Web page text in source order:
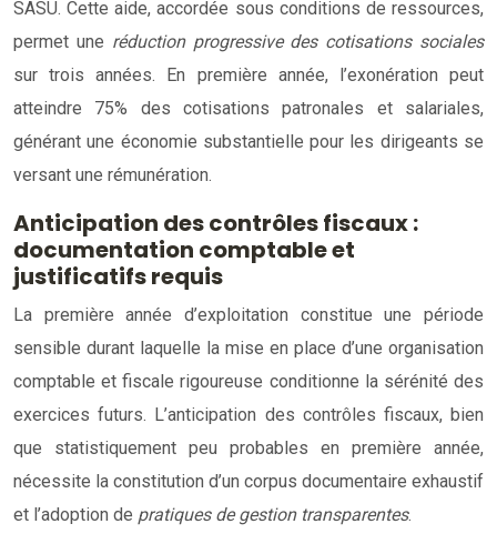
SASU. Cette aide, accordée sous conditions de ressources,
permet une réduction progressive des cotisations sociales
sur trois années. En première année, l’exonération peut
atteindre 75% des cotisations patronales et salariales,
générant une économie substantielle pour les dirigeants se
versant une rémunération.
Anticipation des contrôles fiscaux :
documentation comptable et
justificatifs requis
La première année d’exploitation constitue une période
sensible durant laquelle la mise en place d’une organisation
comptable et fiscale rigoureuse conditionne la sérénité des
exercices futurs. L’anticipation des contrôles fiscaux, bien
que statistiquement peu probables en première année,
nécessite la constitution d’un corpus documentaire exhaustif
et l’adoption de pratiques de gestion transparentes.